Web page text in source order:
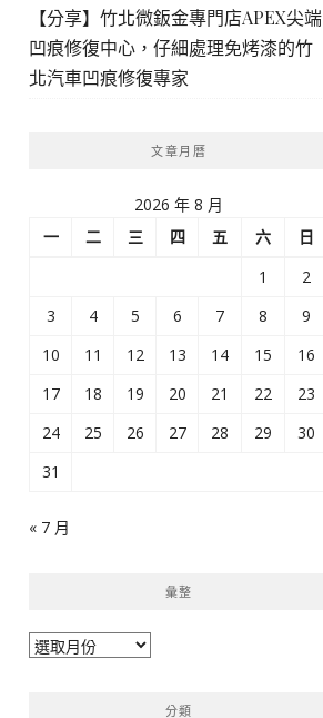
【分享】竹北微鈑金專門店APEX尖端
凹痕修復中心，仔細處理免烤漆的竹
北汽車凹痕修復專家
文章月曆
2026 年 8 月
一
二 三 四 五 六
日
1
2
3
4 5 6 7 8
9
10
11 12 13 14 15
16
17
18 19 20 21 22
23
24
25 26 27 28 29
30
31
« 7 月
彙整
彙
分類